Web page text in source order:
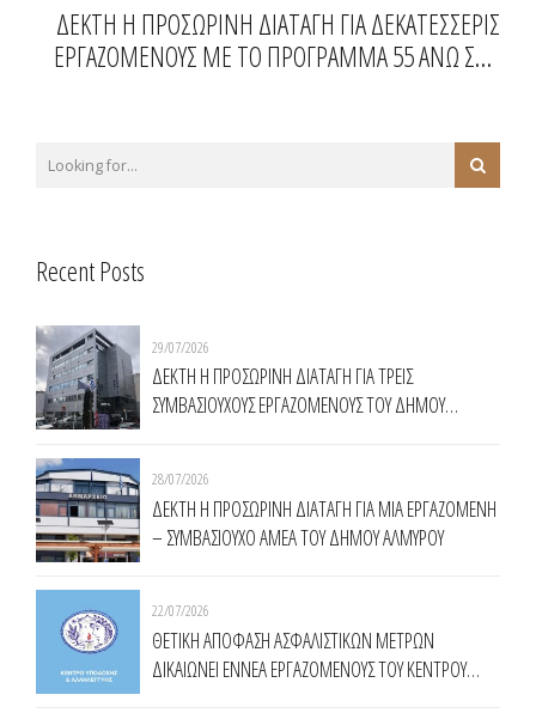
ΔΕΚΤΗ Η ΠΡΟΣΩΡΙΝΗ ΔΙΑΤΑΓΗ ΓΙΑ ΔΕΚΑΤΕΣΣΕΡΙΣ
ΕΡΓΑΖΟΜΕΝΟΥΣ ΜΕ ΤΟ ΠΡΟΓΡΑΜΜΑ 55 ΑΝΩ ΣΤΟ
Recent Posts
29/07/2026
ΔΕΚΤΗ Η ΠΡΟΣΩΡΙΝΗ ΔΙΑΤΑΓΗ ΓΙΑ ΤΡΕΙΣ
ΣΥΜΒΑΣΙΟΥΧΟΥΣ ΕΡΓΑΖΟΜΕΝΟΥΣ ΤΟΥ ΔΗΜΟΥ
28/07/2026
ΔΕΚΤΗ Η ΠΡΟΣΩΡΙΝΗ ΔΙΑΤΑΓΗ ΓΙΑ ΜΙΑ ΕΡΓΑΖΟΜΕΝΗ
– ΣΥΜΒΑΣΙΟΥΧΟ ΑΜΕΑ ΤΟΥ ΔΗΜΟΥ ΑΛΜΥΡΟΥ
22/07/2026
ΘΕΤΙΚΗ ΑΠΟΦΑΣΗ ΑΣΦΑΛΙΣΤΙΚΩΝ ΜΕΤΡΩΝ
ΔΙΚΑΙΩΝΕΙ ΕΝNΕΑ ΕΡΓΑΖΟΜΕΝΟΥΣ ΤΟΥ ΚΕΝΤΡΟΥ